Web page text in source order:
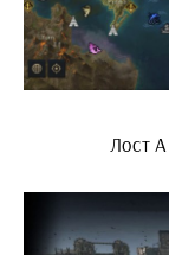
Лост